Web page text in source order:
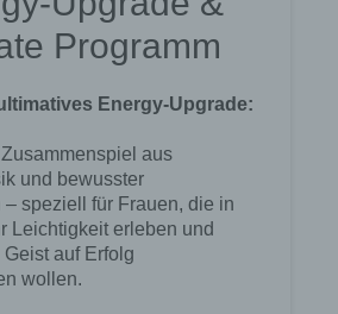
(sogenannte Referrer), (4) die
über ein zugreifendes
Internetseite angesteuert
(6) eine Internet-
zugreifenden Systems und
Daten und Informationen, die
im Falle von Angriffen auf
Systeme